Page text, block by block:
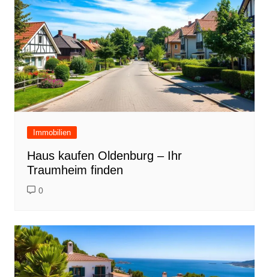
Immobilien
Haus kaufen Oldenburg – Ihr
Traumheim finden
0